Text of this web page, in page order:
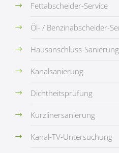
Fettabscheider-Service
Öl- / Benzinabscheider-
Hausanschluss-
Kanalsanierung
Dichtheitsprüfung
Kurzlinersanierung
Kanal-TV-Untersuchung